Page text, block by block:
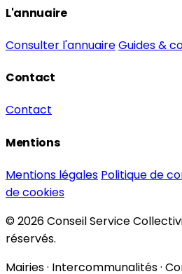
L'annuaire
Consulter l'annuaireGuides &
Contact
Contact
Mentions
Mentions légales Politique de
de cookies
© 2026 Conseil Service
réservés.
Mairies · Intercommunalités ·